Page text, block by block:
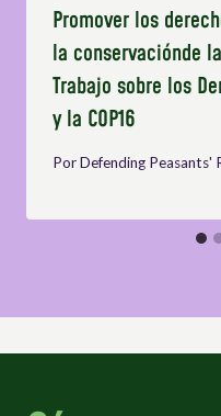
Promover los
la conservaciónde
Trabajo sobre los
y la COP16
PorDefending Peasants'